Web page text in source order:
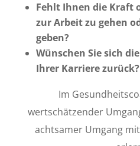
Fehlt Ihnen die Kraft
zur Arbeit zu gehen
geben?
Wünschen Sie sich
Ihrer Karriere zurück?
Im
wertschätzender
achtsamer Umgang